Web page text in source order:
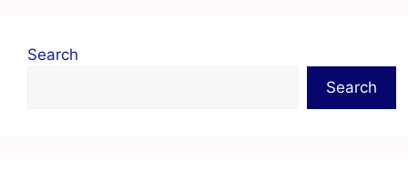
Search
Search